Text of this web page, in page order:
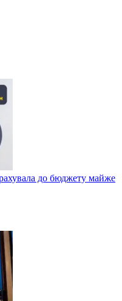
до бюджету майже